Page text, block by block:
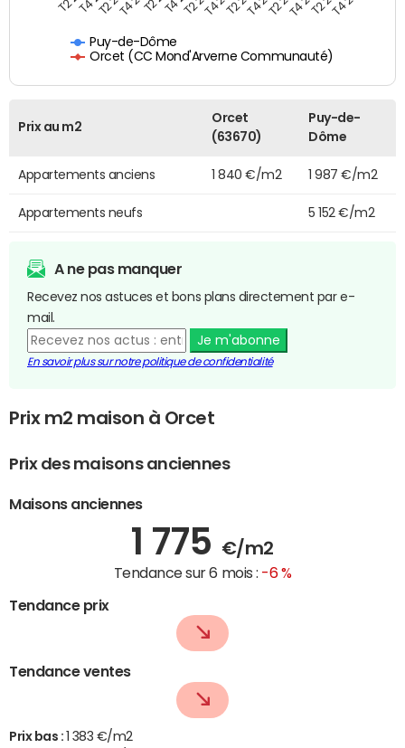
Puy-de-Dôme
Orcet (CC Mond'Arverne Communauté)
Prix au m2
Orcet
(63670)
Puy-de-
Dôme
Appartements anciens 1 840 €/m2 1 987 €/m2
Appartements neufs 5 152 €/m2
A ne pas manquer
Recevez nos astuces et bons plans directement par e-
mail.
Je m'abonne
En savoir plus sur notre politique de confidentialité
Prix m2 maison à Orcet
Prix des maisons anciennes
Maisons anciennes
1 775 €/m2
Tendance sur 6 mois : -6 %
Tendance prix
Tendance ventes
Prix bas :
1 383 €/m2